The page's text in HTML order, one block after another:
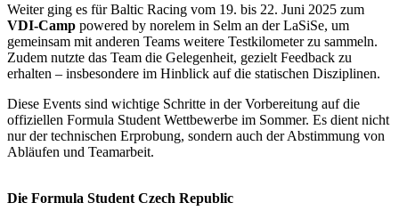
Weiter ging es für Baltic Racing vom 19. bis 22. Juni 2025 zum
VDI-Camp powered by norelem in Selm an der LaSiSe, um
gemeinsam mit anderen Teams weitere Testkilometer zu sammeln.
Zudem nutzte das Team die Gelegenheit, gezielt Feedback zu
erhalten – insbesondere im Hinblick auf die statischen Disziplinen.
Diese Events sind wichtige Schritte in der Vorbereitung auf die
offiziellen Formula Student Wettbewerbe im Sommer. Es dient nicht
nur der technischen Erprobung, sondern auch der Abstimmung von
Abläufen und Teamarbeit.
Die Formula Student Czech Republic